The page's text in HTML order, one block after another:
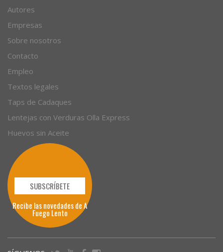
Autores
Empresas
Sobre nosotros
Contacto
Empleo
Textos legales
Taps de Cadaques
Lentejas con Verduras Olla Express
Huevos sin Aceite
SUBSCRÍBETE
Recibe las novedades de A
Fuego Lento